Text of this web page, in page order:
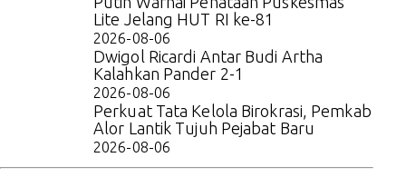
Lite Jelang HUT RI ke-81
2026-08-06
Dwigol Ricardi Antar Budi Artha
Kalahkan Pander 2-1
2026-08-06
Perkuat Tata Kelola Birokrasi, Pemkab
Alor Lantik Tujuh Pejabat Baru
2026-08-06